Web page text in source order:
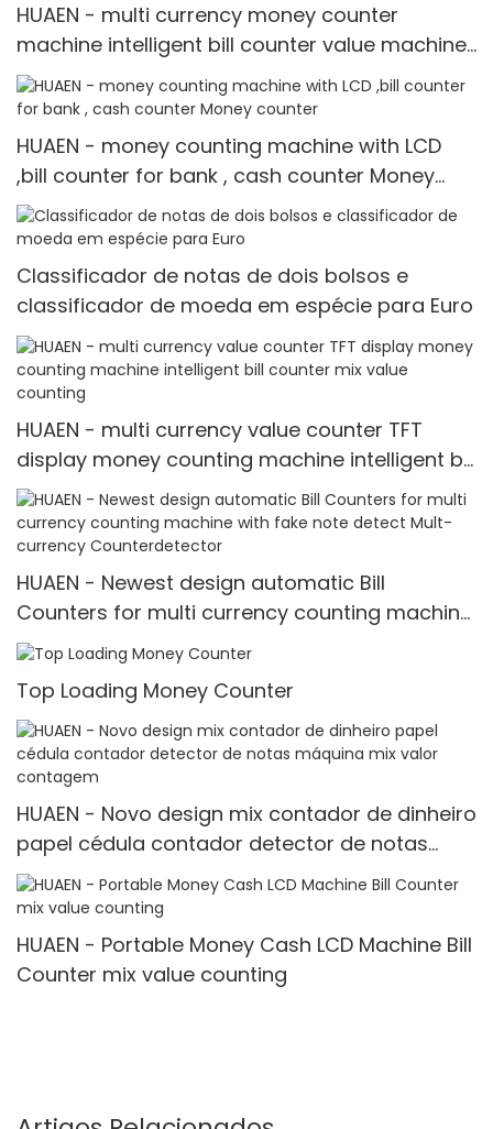
HUAEN - multi currency money counter
machine intelligent bill counter value machine
mix value counting
HUAEN - money counting machine with LCD
,bill counter for bank , cash counter Money
counter
Classificador de notas de dois bolsos e
classificador de moeda em espécie para Euro
HUAEN - multi currency value counter TFT
display money counting machine intelligent bill
counter mix value counting
HUAEN - Newest design automatic Bill
Counters for multi currency counting machine
with fake note detect Mult-currency
Counter<000000>detector
Top Loading Money Counter
HUAEN - Novo design mix contador de dinheiro
papel cédula contador detector de notas
máquina mix valor contagem
HUAEN - Portable Money Cash LCD Machine Bill
Counter mix value counting